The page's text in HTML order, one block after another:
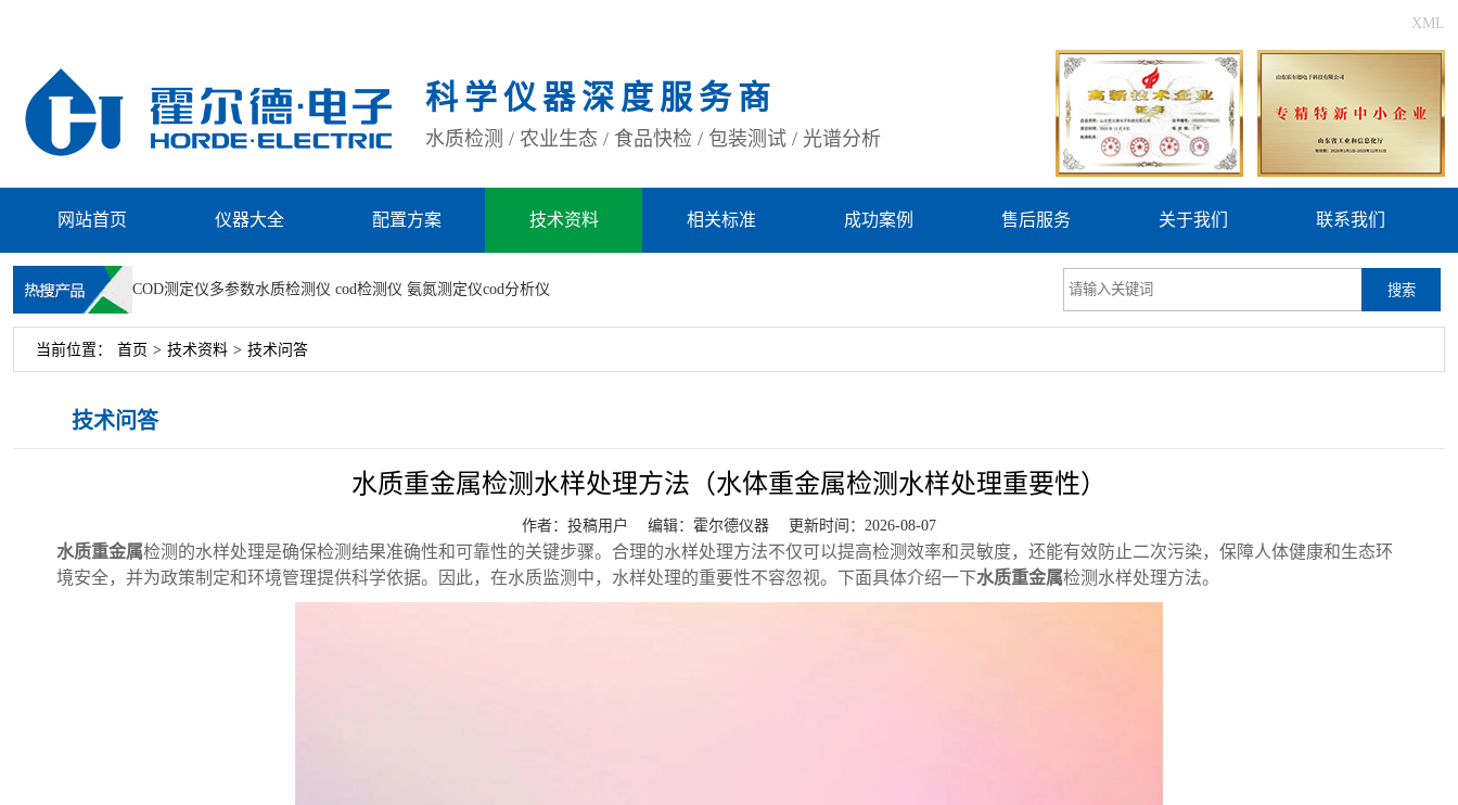
XML
科学仪器深度服务商
水质检测 / 农业生态 / 食品快检 / 包装测试 / 光谱分析
网站首页 仪器大全 配置方案 技术资料 相关标准 成功案例 售后服务 关于我们 联系我们
COD测定仪多参数水质检测仪 cod检测仪 氨氮测定仪cod分析仪 搜索
当前位置： 首页 > 技术资料 > 技术问答
技术问答
​水质重金属检测水样处理方法（水体重金属检测水样处理重要性）
作者：投稿用户 编辑： 霍尔德仪器 更新时间：2026-08-07
水质重金属检测的水样处理是确保检测结果准确性和可靠性的关键步骤。合理的水样处理方法不仅可以提高检测效率和灵敏度，还能有效防止二次污染，保障人体健康和生态环
境安全，并为政策制定和环境管理提供科学依据。因此，在水质监测中，水样处理的重要性不容忽视。下面具体介绍一下水质重金属检测水样处理方法。